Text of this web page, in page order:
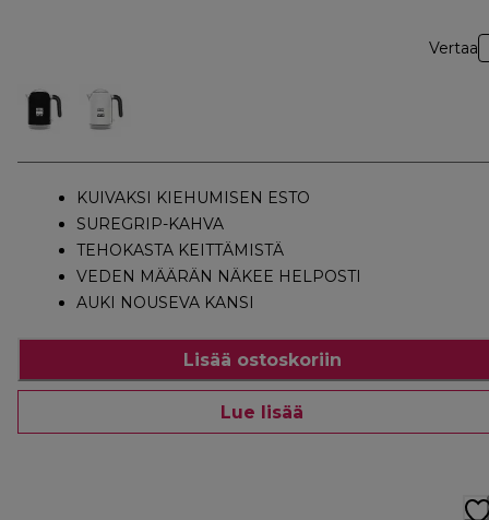
Vertaa
KUIVAKSI KIEHUMISEN ESTO
SUREGRIP-KAHVA
TEHOKASTA KEITTÄMISTÄ
VEDEN MÄÄRÄN NÄKEE HELPOSTI
AUKI NOUSEVA KANSI
Lisää ostoskoriin
Lue lisää